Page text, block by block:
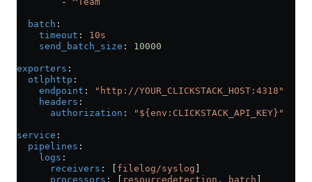
  batch
:
    timeout
: 10s
    send_batch_size
: 10000
exporters :
  otlphttp
:
    endpoint
:
"http://YOUR_CLICKSTACK_HOST:4318"
    headers
:
      authorization
: "${env:CLICKSTACK_API_KEY}"
service :
  pipelines
:
    logs
:
      receivers
: [ filelog/syslog
      processors
: [ resourcedetection , batch